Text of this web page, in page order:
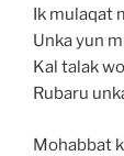
Ik mulaqat
Unka yun
Kal talak
Rubaru
Mohabbat